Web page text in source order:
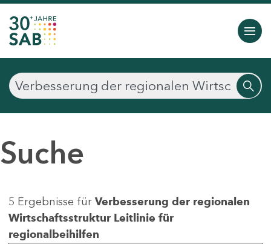
Suche
5 Ergebnisse für Verbesserung der regionalen
Wirtschaftsstruktur Leitlinie für
regionalbeihilfen